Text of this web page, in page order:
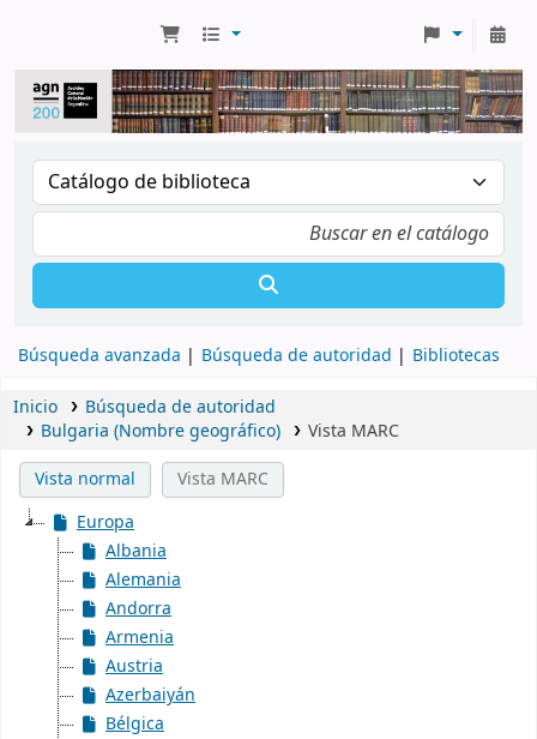
Búsqueda avanzada Búsqueda de autoridad Bibliotecas
Inicio
Búsqueda de autoridad
Bulgaria (Nombre geográfico)
Vista MARC
Vista normal
Vista MARC
Europa
Albania
Alemania
Andorra
Armenia
Austria
Azerbaiyán
Bélgica